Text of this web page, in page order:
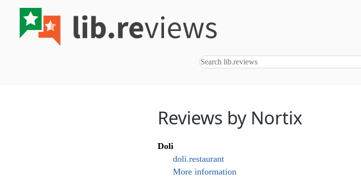
Reviews by Nortix
Doli
doli.restaurant
More information